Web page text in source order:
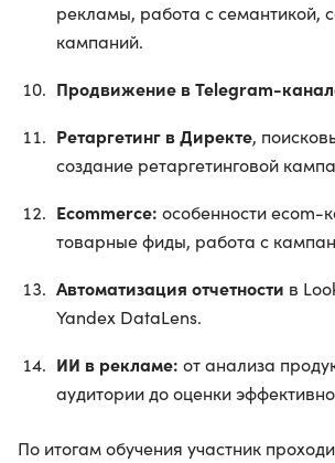
рекламы, работа с семантикой,
кампаний.
Продвижение в Telegram-
Ретаргетинг в Директе,
создание ретаргетинговой
Ecommerce: особенности ecom-
товарные фиды, работа с
Автоматизация отчетности в
Yandex DataLens.
ИИ в рекламе: от анализа
аудитории до оценки
По итогам обучения участник